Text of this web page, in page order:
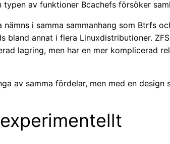
typen av funktioner Bcachefs försöker
i samma sammanhang som Btrfs
bland annat i flera Linuxdistributioner.
lagring, men har en mer komplicerad
av samma fördelar, men med en design